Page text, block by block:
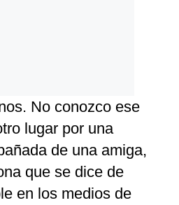
No conozco ese
lugar por una
de una amiga,
que se dice de
en los medios de